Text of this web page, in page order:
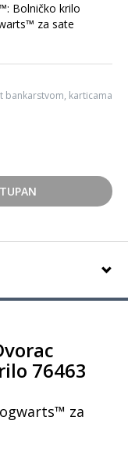
Bolničko krilo
za sate
bankarstvom, karticama
76463
za